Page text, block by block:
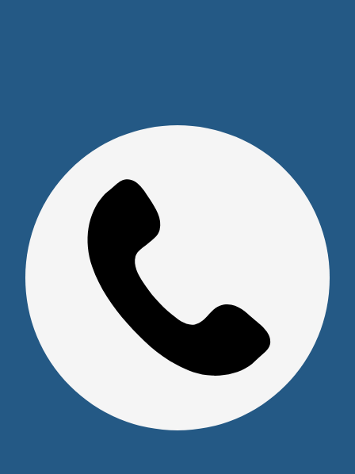
Юридическим лицам
Прайс на услуги Сервисного Центра
Реквизиты
Оставайтесь на связи
Наши контакты
+7 (391) 291-30-30 info@s-pl.ru